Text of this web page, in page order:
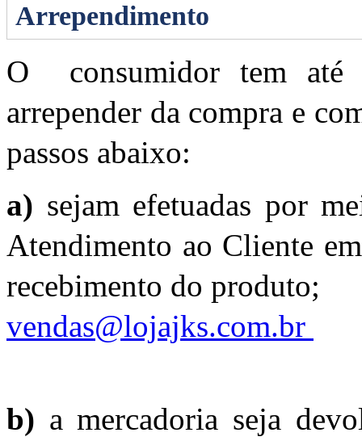
Arrependimento
O consumidor tem até
arrepender da compra e
passos abaixo:
a) sejam efetuadas por
Atendimento ao Cliente
recebimento do produto;
vendas@lojajks.com.br
b) a mercadoria seja